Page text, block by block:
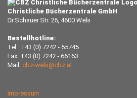
Christliche Bücherzentrale GmbH
Dr.Schauer Str. 26, 4600 Wels
Bestellhotline:
Tel.: +43 (0) 7242 - 65745
Fax: +43 (0) 7242 - 66163
Mail: cbz-wels@cbz.at
Impressum